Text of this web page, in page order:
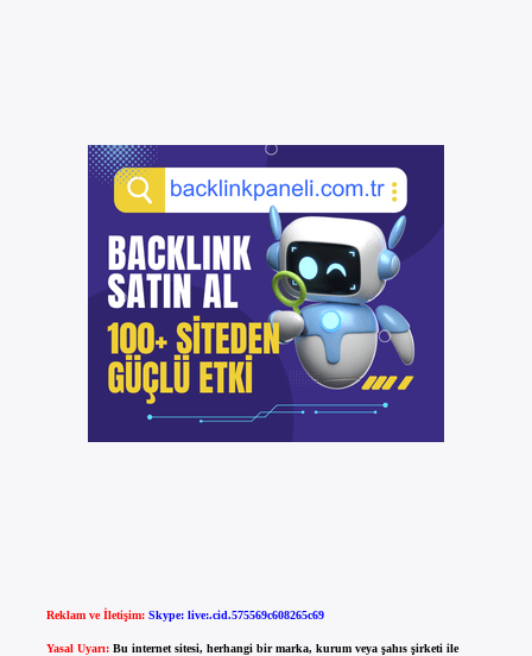
Reklam ve İletişim: Skype: live:.cid.575569c608265c69
Yasal Uyarı: Bu internet sitesi, herhangi bir marka, kurum veya şahıs şirketi ile